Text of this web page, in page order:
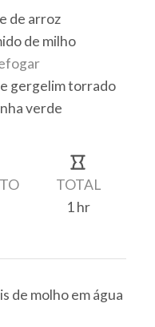
de arroz
de milho
gergelim torrado
verde
TOTAL
1 hr
de molho em água